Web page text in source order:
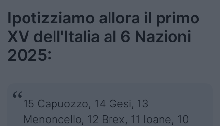
Ipotizziamo allora il primo
XV dell'Italia al 6 Nazioni
2025:
15 Capuozzo, 14 Gesi, 13
Menoncello, 12 Brex, 11 Ioane, 10